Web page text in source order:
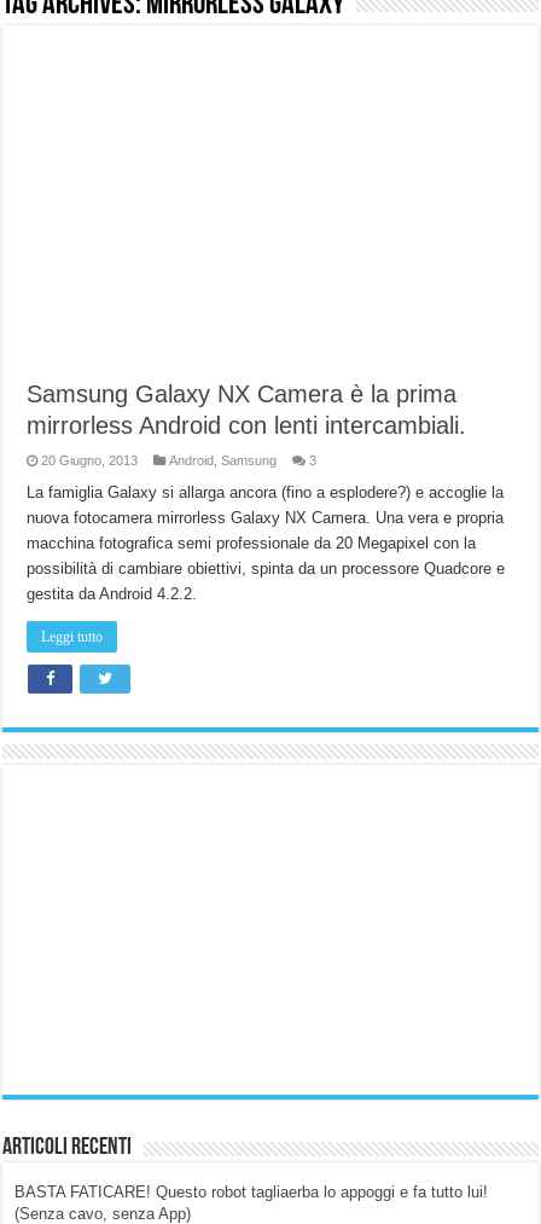
Samsung Galaxy NX Camera è la prima
mirrorless Android con lenti intercambiali.
20 Giugno, 2013 Android ,Samsung 3
La famiglia Galaxy si allarga ancora (fino a esplodere?) e accoglie la
nuova fotocamera mirrorless Galaxy NX Camera. Una vera e propria
macchina fotografica semi professionale da 20 Megapixel con la
possibilità di cambiare obiettivi, spinta da un processore Quadcore e
gestita da Android 4.2.2.
Leggi tutto
Articoli Recenti
BASTA FATICARE! Questo robot tagliaerba lo appoggi e fa tutto lui!
(Senza cavo, senza App)